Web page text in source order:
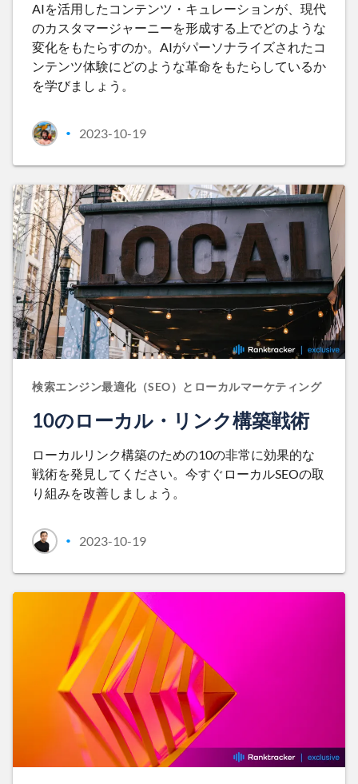
AIを活用したコンテンツ・キュレーションが、現代
のカスタマージャーニーを形成する上でどのような
変化をもたらすのか。AIがパーソナライズされたコ
ンテンツ体験にどのような革命をもたらしているか
を学びましょう。
• 2023-10-19
検索エンジン最適化（SEO）とローカルマーケティング
10のローカル・リンク構築戦術
ローカルリンク構築のための10の非常に効果的な
戦術を発見してください。今すぐローカルSEOの取
り組みを改善しましょう。
• 2023-10-19